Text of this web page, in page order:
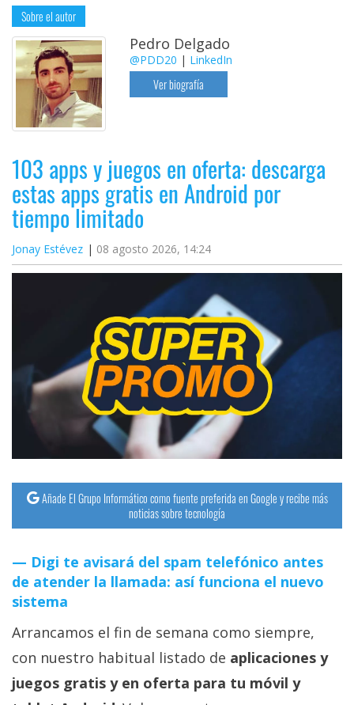
Sobre el autor
Pedro Delgado
@PDD20 | LinkedIn
Ver biografía
103 apps y juegos en oferta: descarga
estas apps gratis en Android por
tiempo limitado
Jonay Estévez 08 agosto 2026, 14:24
Añade El Grupo Informático como fuente preferida en Google y recibe más
noticias sobre tecnología
Digi te avisará del spam telefónico antes
de atender la llamada: así funciona el nuevo
sistema
Arrancamos el fin de semana como siempre,
con nuestro habitual listado de aplicaciones y
juegos gratis y en oferta para tu móvil y